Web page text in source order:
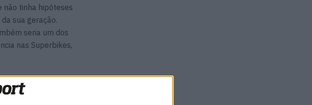
não tinha hipóteses
sua geração.
seria um dos
nas Superbikes,